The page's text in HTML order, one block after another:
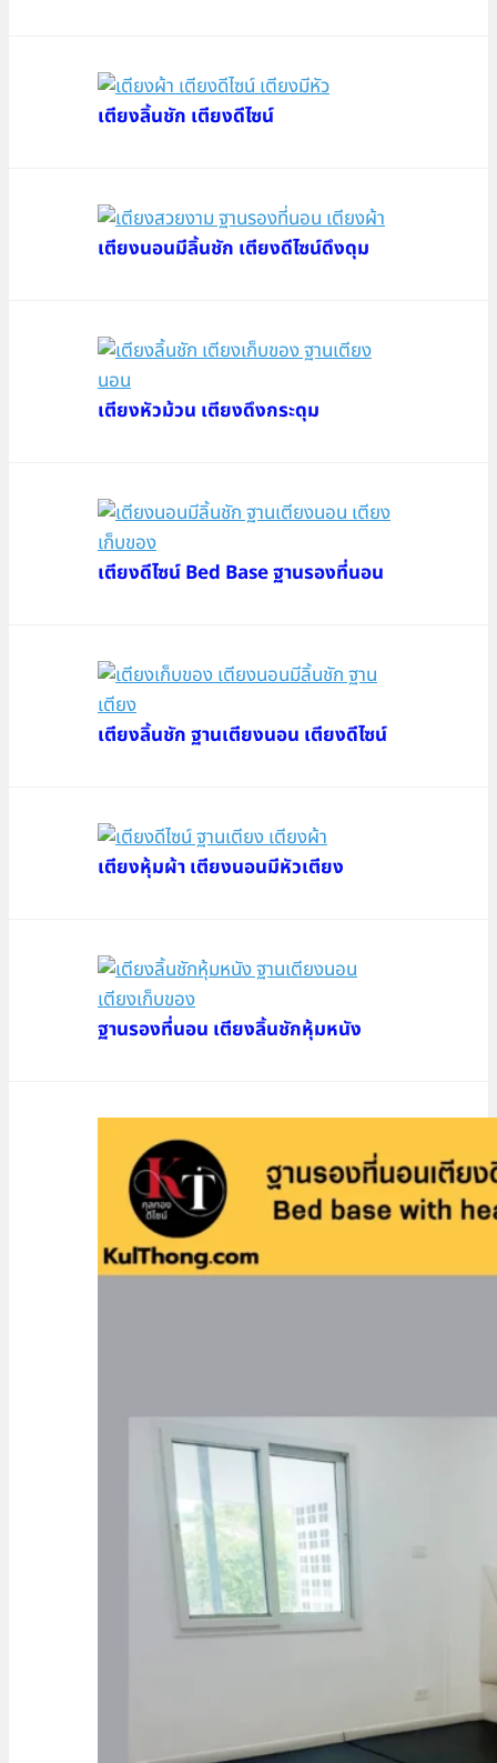
เตียงลิ้นชัก เตียงดีไซน์
เตียงนอนมีลิ้นชัก เตียงดีไซน์ดึงดุม
เตียงหัวม้วน เตียงดึงกระดุม
เตียงดีไซน์ Bed Base ฐานรองที่นอน
เตียงลิ้นชัก ฐานเตียงนอน เตียงดีไซน์
เตียงหุ้มผ้า เตียงนอนมีหัวเตียง
ฐานรองที่นอน เตียงลิ้นชักหุ้มหนัง